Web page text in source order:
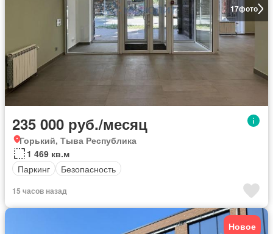
17фото
235 000 руб./месяц
Горький, Тыва Республика
1 469 кв.м
Паркинг
Безопасность
15 часов назад
Новое